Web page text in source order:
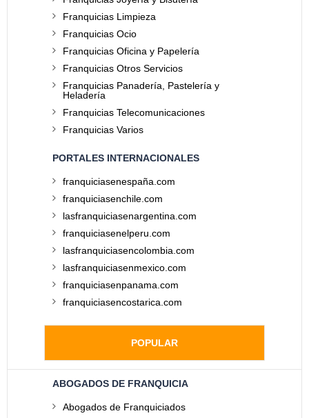
Franquicias Limpieza
Franquicias Ocio
Franquicias Oficina y Papelería
Franquicias Otros Servicios
Franquicias Panadería, Pastelería y
Heladería
Franquicias Telecomunicaciones
Franquicias Varios
PORTALES INTERNACIONALES
franquiciasenespaña.com
franquiciasenchile.com
lasfranquiciasenargentina.com
franquiciasenelperu.com
lasfranquiciasencolombia.com
lasfranquiciasenmexico.com
franquiciasenpanama.com
franquiciasencostarica.com
POPULAR
ABOGADOS DE FRANQUICIA
Abogados de Franquiciados